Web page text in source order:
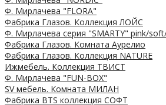
Ф. Мирлачева "FLORA"
Фабрика Глазов. Коллекция ЛОЙС
Ф. Мирлачева серия "SMARTY" pink/
Фабрика Глазов. Комната Аурелио
Фабрика Глазов. Коллекция NATURE
Ижмебель. Коллекция ТВИСТ
Ф. Мирлачева "FUN-BOX"
SV мебель. Комната МИЛАН
Фабрика BTS коллекция СОФТ